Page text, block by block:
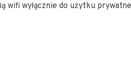
wifi wyłącznie do użytku